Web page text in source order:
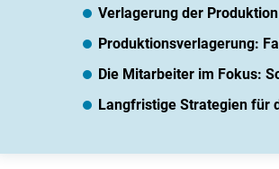
Verlagerung der
Produktionsverlagerung:
Die Mitarbeiter im Fokus:
Langfristige Strategien für